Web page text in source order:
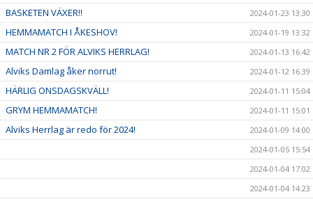
BASKETEN VÄXER!! 2024-01-23 13:30
HEMMAMATCH I ÅKESHOV! 2024-01-19 13:32
MATCH NR 2 FÖR ALVIKS HERRLAG! 2024-01-13 16:42
Alviks Damlag åker norrut! 2024-01-12 16:39
HÄRLIG ONSDAGSKVÄLL! 2024-01-11 15:04
GRYM HEMMAMATCH! 2024-01-11 15:01
Alviks Herrlag är redo för 2024!
2024-01-09 14:00
2024-01-05 15:54
2024-01-04 17:02
2024-01-04 14:23